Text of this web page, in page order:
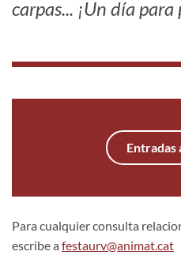
carpas... ¡Un día
Entradas
Para cualquier consulta
escribe a festaurv@animat.cat